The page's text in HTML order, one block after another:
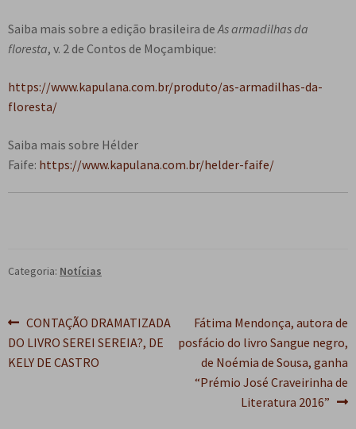
Saiba mais sobre a edição brasileira deAs armadilhas da
floresta, v. 2 de Contos de Moçambique:
https://www.kapulana.com.br/produto/as-armadilhas-da-
floresta/
Saiba mais sobre Hélder
Faife: https://www.kapulana.com.br/helder-faife/
Categoria: Notícias
Navegação
de
Post
anterior:
CONTAÇÃO DRAMATIZADA
DO LIVRO SEREI SEREIA?, DE
KELY DE CASTRO
Próximo
post:
Fátima Mendonça, autora de
posfácio do livro Sangue negro,
de Noémia de Sousa, ganha
“Prémio José Craveirinha de
Literatura 2016”